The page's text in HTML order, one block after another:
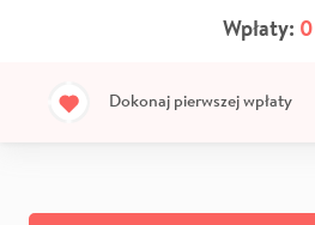
Wpłaty: 0
Dokonaj pierwszej wpłaty